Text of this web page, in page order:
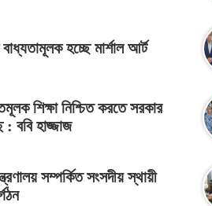
হচ্ছে মার্শাল আর্ট
শিক্ষা নিশ্চিত করতে সরকার
ববি হাজ্জাজ
সম্পর্কিত সংসদীয় স্থায়ী